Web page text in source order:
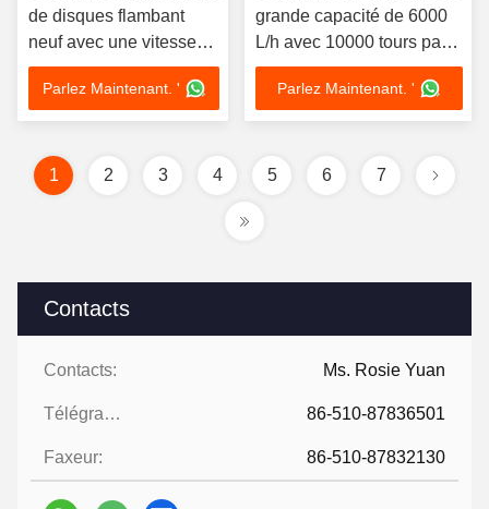
Contacts
Contacts: Ms. Rosie Yuan
Télégramme: 86-510-87836501
Faxeur: 86-510-87832130
de disques flambant
neuf avec une vitesse
de cuve de 4000 à
10000 tr/min et une force
centrifuge > 10 000 g
de 8 à 300 L
Parlez Maintenant. '
grande capacité de 6000
L/h avec 10000 tours par
minute et 10000 g de force
centrifuge pour le
traitement de VCO
Parlez Maintenant. '
1 2 3 4 5 6 7